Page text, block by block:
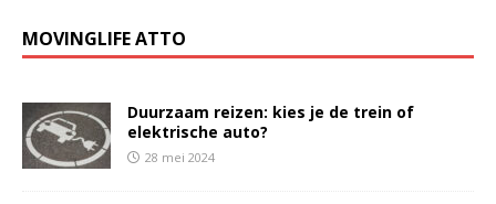
MOVINGLIFE ATTO
Duurzaam reizen: kies je de trein of
elektrische auto?
28 mei 2024